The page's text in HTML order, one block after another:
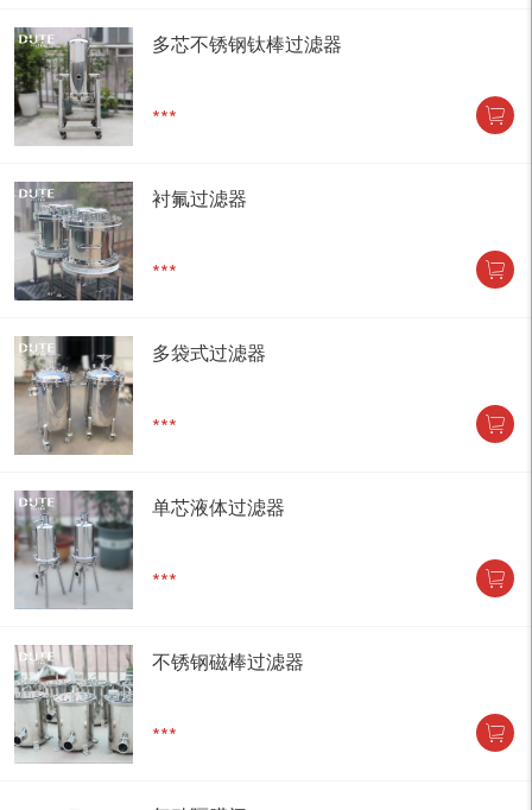
多芯不锈钢钛棒过滤器
***
衬氟过滤器
***
多袋式过滤器
***
单芯液体过滤器
***
不锈钢磁棒过滤器
***